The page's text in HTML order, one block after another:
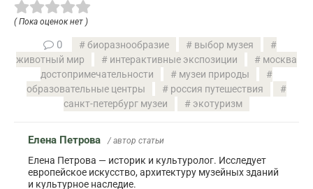
( Пока оценок нет )
0 биоразнообразие
выбор музея
животный мир
интерактивные экспозиции
москва
достопримечательности
музеи природы
образовательные центры
россия путешествия
санкт-петербург музеи
экотуризм
Елена Петрова / автор статьи
Елена Петрова — историк и культуролог. Исследует
европейское искусство, архитектуру музейных зданий
и культурное наследие.